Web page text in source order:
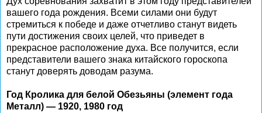
вашего года рождения. Всеми силами они будут
стремиться к победе и даже отчетливо станут видеть
пути достижения своих целей, что приведет в
прекрасное расположение духа. Все получится, если
представители вашего знака китайского гороскопа
станут доверять доводам разума.
Год Кролика для белой Обезьяны (элемент года
Металл) — 1920, 1980 год